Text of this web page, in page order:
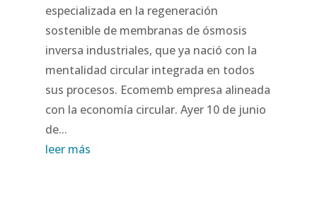
especializada en la regeneración
sostenible de membranas de ósmosis
inversa industriales, que ya nació con la
mentalidad circular integrada en todos
sus procesos. Ecomemb empresa alineada
con la economía circular. Ayer 10 de junio
de...
leer más